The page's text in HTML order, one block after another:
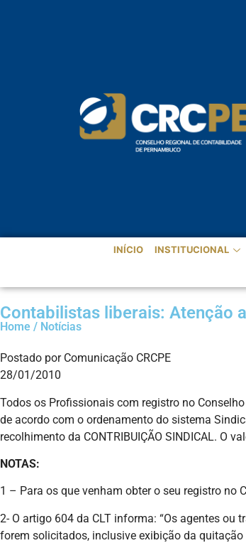
INÍCIO INSTITUCIONAL
Contabilistas liberais: Atenção
Home / Notícias
Postado por Comunicação CRCPE
28/01/2010
Todos os Profissionais com registro no
de acordo com o ordenamento do sistema
recolhimento da CONTRIBUIÇÃO SINDICAL. O
NOTAS:
1 – Para os que venham obter o seu registro no
2- O artigo 604 da CLT informa: “Os agentes
forem solicitados, inclusive exibição da